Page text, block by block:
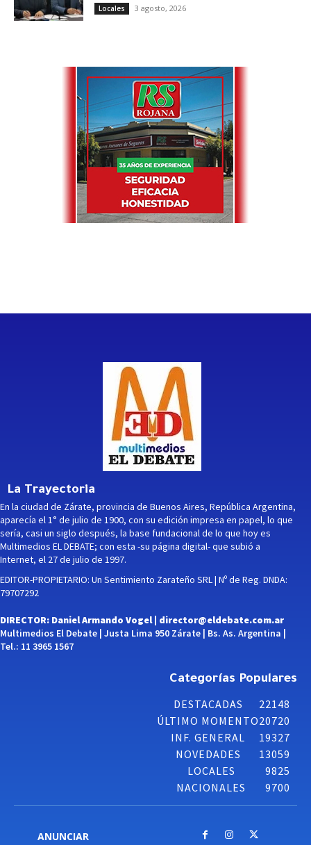
Locales 3 agosto, 2026
La Trayectoria
En la ciudad de Zárate, provincia de Buenos Aires, República Argentina,
aparecía el 1° de julio de 1900, con su edición impresa en papel, lo que
sería, casi un siglo después, la base fundacional de lo que hoy es
Multimedios EL DEBATE; con esta -su página digital- que subió a
Internet, el 27 de julio de 1997.
EDITOR-PROPIETARIO: Un Sentimiento Zarateño SRL | Nº de Reg. DNDA:
79707292
DIRECTOR: Daniel Armando Vogel | director@eldebate.com.ar
Multimedios El Debate | Justa Lima 950 Zárate | Bs. As. Argentina |
Tel.: 11 3965 1567
Categorías Populares
DESTACADAS
22148
ÚLTIMO MOMENTO20720
INF. GENERAL
19327
NOVEDADES
13059
LOCALES
9825
NACIONALES
9700
ANUNCIAR